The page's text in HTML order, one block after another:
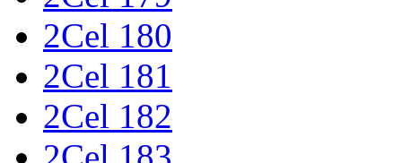
2Cel 180
2Cel 181
2Cel 182